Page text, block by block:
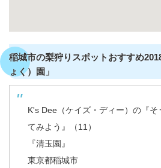
稲城市の梨狩りスポットおすすめ
ょく）園」
K's Dee（ケイズ・ディー）の『そ
てみよう』（11）
『清玉園』
東京都稲城市